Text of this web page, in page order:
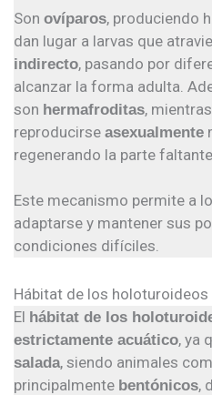
Son ovíparos, produciendo
dan lugar a larvas que
indirecto, pasando por
alcanzar la forma adulta.
son hermafroditas,
reproducirse asexualmente
regenerando la parte
Este mecanismo permite a
adaptarse y mantener sus
condiciones difíciles.
Hábitat de los holoturoideos
El hábitat de los
estrictamente acuático, ya
salada, siendo animales
principalmente bentónicos,